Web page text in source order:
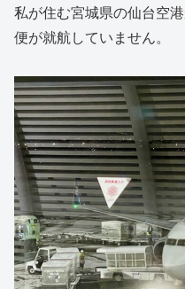
私が住む宮城県の仙台空
便が就航していません。